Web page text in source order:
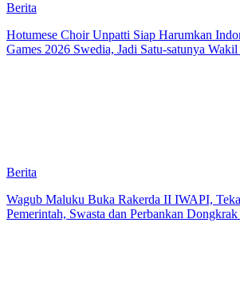
Berita
Hotumese Choir Unpatti Siap Harumkan
Games 2026 Swedia, Jadi Satu-satunya
Berita
Wagub Maluku Buka Rakerda II IWAPI,
Pemerintah, Swasta dan Perbankan